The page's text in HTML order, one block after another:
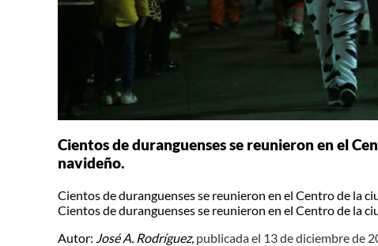
Cientos de duranguenses se reunieron en el
navideño.
Cientos de duranguenses se reunieron en el Centro de la
Cientos de duranguenses se reunieron en el Centro de la
Autor: José A. Rodríguez, publicada el 13 de diciembre de